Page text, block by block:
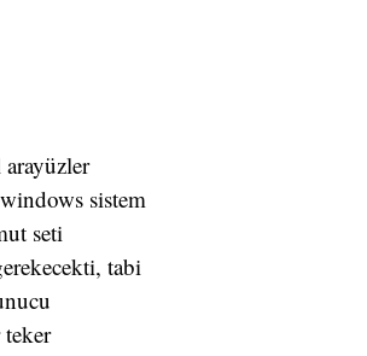
sistem
seti
tabi